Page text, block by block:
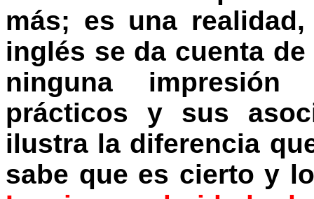
más; es una
inglés se da cuenta
ninguna
prácticos y sus
ilustra la diferencia
sabe que es cierto y